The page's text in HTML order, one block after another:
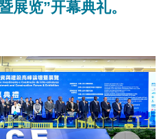
展览”开幕典礼。